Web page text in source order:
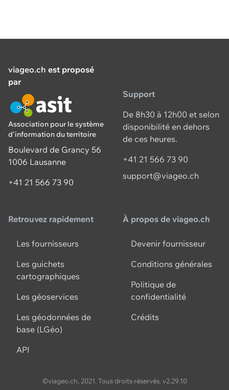
viageo.ch est proposé
par
Association pour le système
d'information du territoire
Boulevard de Grancy 56
1006 Lausanne
+41 21 566 73 90
Support
De 8h30 à 12h00 et selon
disponibilité en dehors
de ces heures.
+41 21 566 73 90
support@viageo.ch
Retrouvez rapidement
Les fournisseurs
Les guichets
cartographiques
Les géoservices
Les géodonnées de
base (LGéo)
API
À propos de viageo.ch
Devenir fournisseur
Conditions générales
Politique de
confidentialité
Crédits
©viageo.ch, 2021. Tous droits réservés. v2.29.10